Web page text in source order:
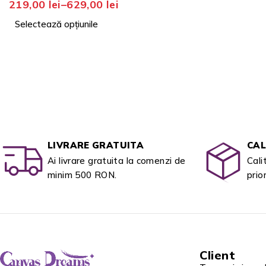
219,00 lei–629,00 lei
Selectează opțiunile
LIVRARE GRATUITA
Ai livrare gratuita la comenzi de
minim 500 RON.
Client